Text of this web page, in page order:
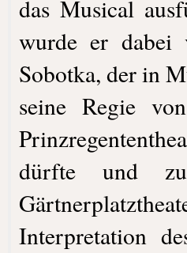
das Musical
wurde er dabei
Sobotka, der in
seine Regie
dürfte und
Interpretation